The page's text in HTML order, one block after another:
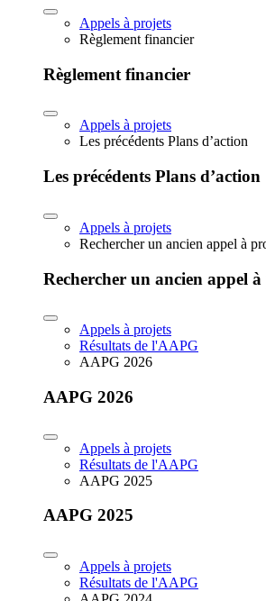
Appels à projets
Règlement financier
Règlement financier
Appels à projets
Les précédents Plans d’action
Les précédents Plans d’action
Appels à projets
Rechercher un ancien appel à
Rechercher un ancien appel
Appels à projets
Résultats de l'AAPG
AAPG 2026
AAPG 2026
Appels à projets
Résultats de l'AAPG
AAPG 2025
AAPG 2025
Appels à projets
Résultats de l'AAPG